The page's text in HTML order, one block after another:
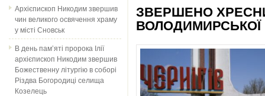
Архієпископ Никодим звершив
чин великого освячення храму
у місті Сновськ
В день пам’яті пророка Ілії
архієпископ Никодим звершив
Божественну літургію в соборі
Різдва Богородиці селища
Козелець
ЗВЕРШЕНО
ВОЛОДИМИРСЬКОЇ